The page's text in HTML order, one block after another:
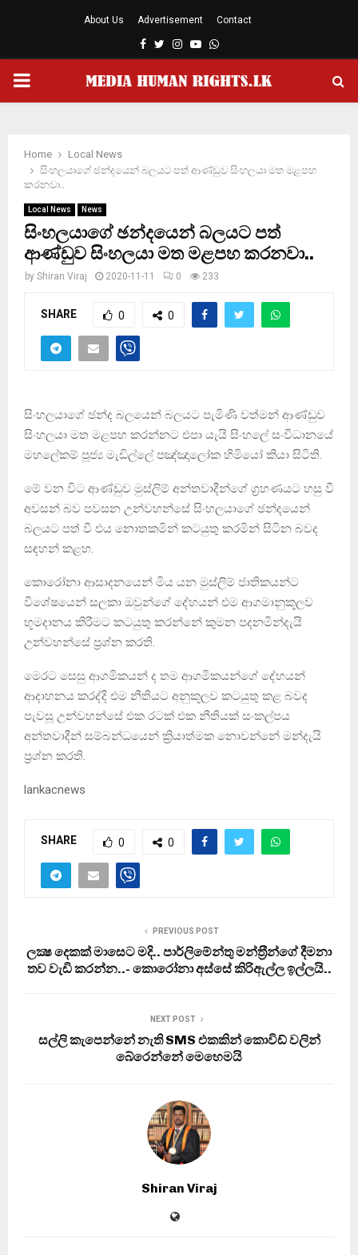
About Us Advertisement Contact
Facebook
TwitterInstagram
YoutubeWhatsapp
PRIMARY
Home
Local News
සිංහලයාගේ ඡන්දයෙන් බලයට පත් ආණ්ඩුව සිංහලයා මත මළපහ
කරනවා..
Local News News
සිංහලයාගේ ඡන්දයෙන් බලයට පත්
ආණ්ඩුව සිංහලයා මත මළපහ කරනවා..
by Shiran Viraj 2020-11-11 0 233
SHARE 0 0
සිංහලයාගේ ඡන්ද බලයෙන් බලයට පැමිණි වත්මන් ආණ්ඩුව
සිංහලයා මත මළපහ කරන්නට එපා යැයි සිංහලේ සංවිධානයේ
මහලේකම් පූජ්‍ය මැඩිල්ලේ පඤ්ඤාලෝක හිමියෝ කියා සිටිති.
මේ වන විට ආණ්ඩුව මුස්ලිම් අන්තවාදීන්ගේ ග්‍රහණයට හසු වී
අවසන් බව පවසන උන්වහන්සේ සිංහලයාගේ ඡන්දයෙන්
බලයට පත් වී එය නොතකමින් කටයුතු කරමින් සිටින බවද
සඳහන් කළහ.
කොරෝනා ආසාදනයෙන් මිය යන මුස්ලිම් ජාතිකයන්ට
විශේෂයෙන් සලකා ඔවුන්ගේ දේහයන් එම ආගමානුකූලව
භූමදානය කිරීමට කටයුතු කරන්නේ කුමන පදනමින්දැයි
උන්වහන්සේ ප්‍රශ්න කරති.
මෙරට සෙසු ආගමිකයන් ද තම ආගමිකයන්ගේ දේහයන්
ආදාහනය කරද්දි එම නීතියට අනුකූලව කටයුතු කළ බවද
පැවසූ උන්වහන්සේ එක රටක් එක නීතියක් සංකල්පය
අන්තවාදීන් සම්බන්ධයෙන් ක්‍රියාත්මක නොවන්නේ මන්දැයි
ප්‍රශ්න කරති.
lankacnews
SHARE 0 0
PREVIOUS POST
ලක්‍ෂ දෙකක් මාසෙට මදි.. පාර්ලිමේන්තු මන්ත‍්‍රීන්ගේ දීමනා
තව වැඩි කරන්න..- කොරෝනා අස්සේ කිරිඇල්ල ඉල්ලයි..
NEXT POST
සල්ලි කැපෙන්නේ නැති SMS එකකින් කොවිඩ් වලින්
බේරෙන්නේ මෙහෙමයි
Shiran Viraj